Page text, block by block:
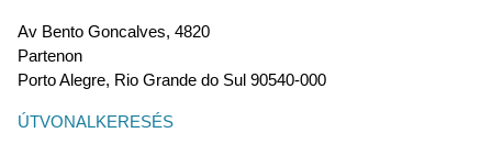
Av Bento Goncalves, 4820
Partenon
Porto Alegre, Rio Grande do Sul 90540-000
ÚTVONALKERESÉS